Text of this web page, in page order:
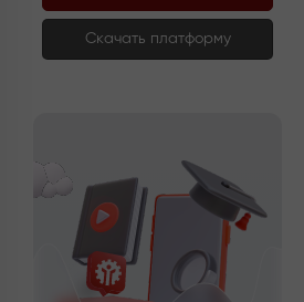
Скачать платформу